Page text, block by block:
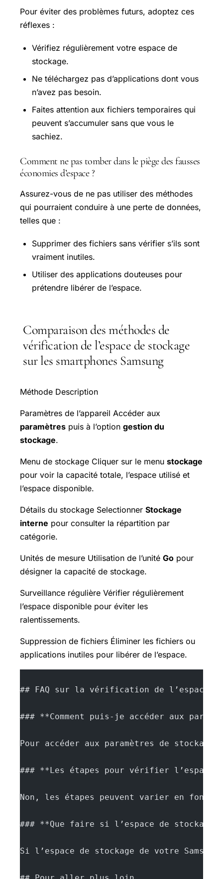
Pour éviter des problèmes futurs, adoptez ces
réflexes :
Vérifiez régulièrement votre espace de
stockage.
Ne téléchargez pas d’applications dont vous
n’avez pas besoin.
Faites attention aux fichiers temporaires qui
peuvent s’accumuler sans que vous le
sachiez.
Comment ne pas tomber dans le piège des fausses
économies d’espace ?
Assurez-vous de ne pas utiliser des méthodes
qui pourraient conduire à une perte de données,
telles que :
Supprimer des fichiers sans vérifier s’ils sont
vraiment inutiles.
Utiliser des applications douteuses pour
prétendre libérer de l’espace.
Comparaison des méthodes de
vérification de l’espace de stockage
sur les smartphones Samsung
Méthode Description
Paramètres de l’appareil Accéder aux
paramètres puis à l’option gestion du
stockage.
Menu de stockage Cliquer sur le menu stockage
pour voir la capacité totale, l’espace utilisé et
l’espace disponible.
Détails du stockage Selectionner Stockage
interne pour consulter la répartition par
catégorie.
Unités de mesure Utilisation de l’unité Go pour
désigner la capacité de stockage.
Surveillance régulière Vérifier régulièrement
l’espace disponible pour éviter les
ralentissements.
Suppression de fichiers Éliminer les fichiers ou
applications inutiles pour libérer de l’espace.
## FAQ sur la vérification de l’espace de
### **Comment puis-je accéder aux
Pour accéder aux paramètres de
### **Les étapes pour vérifier l’espace
Non, les étapes peuvent varier en
### **Que faire si l’espace de stockage
Si l’espace de stockage de votre